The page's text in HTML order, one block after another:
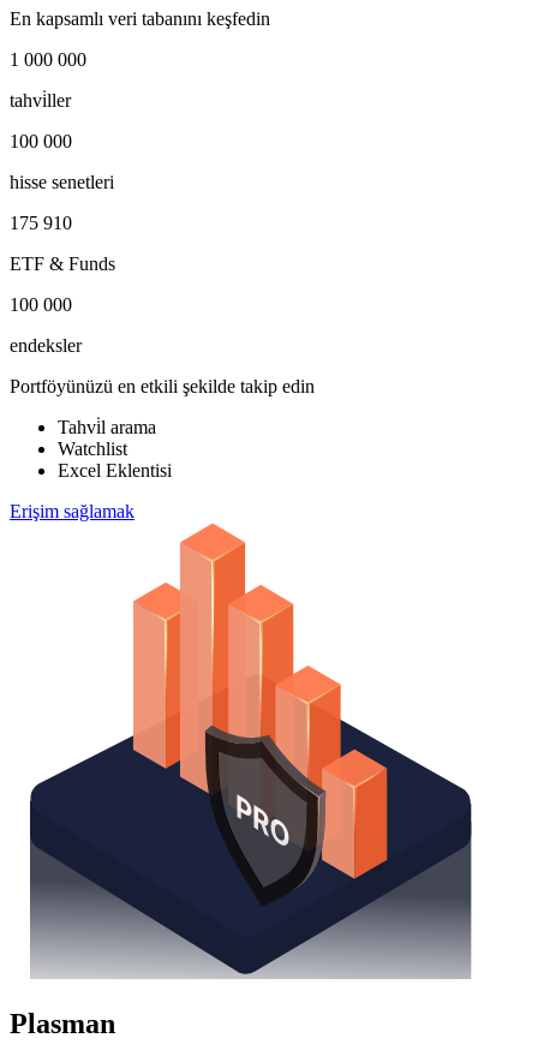
En kapsamlı veri tabanını keşfedin
1 000 000
tahvi̇ller
100 000
hisse senetleri
175 910
ETF & Funds
100 000
endeksler
Portföyünüzü en etkili şekilde takip edin
Tahvi̇l arama
Watchlist
Excel Eklentisi
Erişim sağlamak
Plasman